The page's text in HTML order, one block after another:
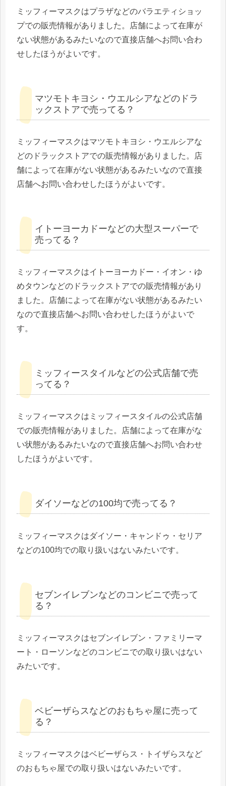
ミッフィーマスクはプラザなどのバラエティショッ
プでの販売情報がありました。店舗によって在庫が
ない状態があるみたいなので直接店舗へお問い合わ
せしたほうがよいです。
マツモトキヨシ・ウエルシアなどのドラ
ックストアで売ってる？
ミッフィーマスクはマツモトキヨシ・ウエルシアな
どのドラックストアでの販売情報がありました。店
舗によって在庫がない状態があるみたいなので直接
店舗へお問い合わせしたほうがよいです。
イトーヨーカドーなどの大型スーパーで
売ってる？
ミッフィーマスクはイトーヨーカドー・イオン・ゆ
めタウンなどのドラックストアでの販売情報があり
ました。店舗によって在庫がない状態があるみたい
なので直接店舗へお問い合わせしたほうがよいで
す。
ミッフィースタイルなどの公式店舗で売
ってる？
ミッフィーマスクはミッフィースタイルの公式店舗
での販売情報がありました。店舗によって在庫がな
い状態があるみたいなので直接店舗へお問い合わせ
したほうがよいです。
ダイソーなどの100均で売ってる？
ミッフィーマスクはダイソー・キャンドゥ・セリア
などの100均での取り扱いはないみたいです。
セブンイレブンなどのコンビニで売って
る？
ミッフィーマスクはセブンイレブン・ファミリーマ
ート・ローソンなどのコンビニでの取り扱いはない
みたいです。
ベビーザらスなどのおもちゃ屋に売って
る？
ミッフィーマスクはベビーザらス・トイザらスなど
のおもちゃ屋での取り扱いはないみたいです。